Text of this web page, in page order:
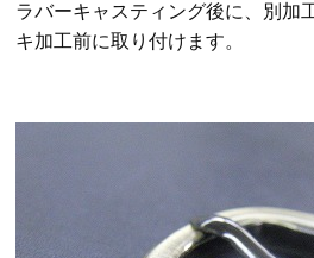
ラバーキャスティング後に、別加
キ加工前に取り付けます。